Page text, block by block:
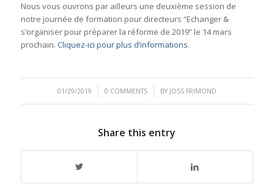
Nous vous ouvrons par ailleurs une deuxième session de
notre journée de formation pour directeurs “Echanger &
s’organiser pour préparer la réforme de 2019” le 14 mars
prochain. Cliquez-ici pour plus d’informations.
01/29/2019
/ 0 COMMENTS
/ BY JOSS FRIMOND
Share this entry